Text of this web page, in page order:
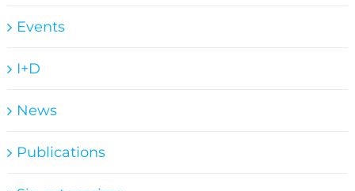
Events
I+D
News
Publications